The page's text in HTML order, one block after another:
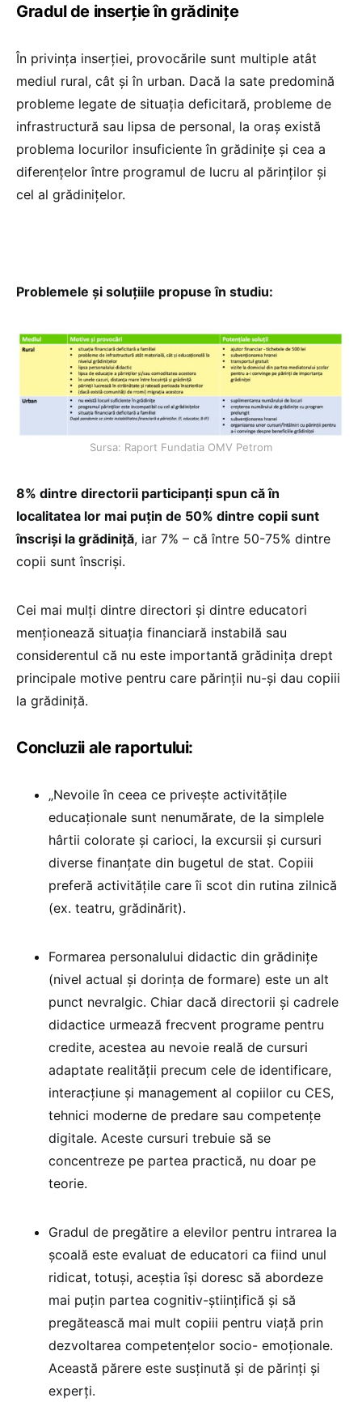
Gradul de inserție în grădinițe
În privința inserției, provocările sunt multiple atât
mediul rural, cât și în urban. Dacă la sate predomină
probleme legate de situația deficitară, probleme de
infrastructură sau lipsa de personal, la oraș există
problema locurilor insuficiente în grădinițe și cea a
diferențelor între programul de lucru al părinților și
cel al grădinițelor.
Problemele și soluțiile propuse în studiu:
Sursa: Raport Fundatia OMV Petrom
8% dintre directorii participanți spun că în
localitatea lor mai puțin de 50% dintre copii sunt
înscriși la grădiniță, iar 7% – că între 50-75% dintre
copii sunt înscriși.
Cei mai mulți dintre directori și dintre educatori
menționează situația financiară instabilă sau
considerentul că nu este importantă grădinița drept
principale motive pentru care părinții nu-și dau copiii
la grădiniță.
Concluzii ale raportului:
„Nevoile în ceea ce privește activitățile
educaționale sunt nenumărate, de la simplele
hârtii colorate și carioci, la excursii și cursuri
diverse finanțate din bugetul de stat. Copiii
preferă activitățile care îi scot din rutina zilnică
(ex. teatru, grădinărit).
Formarea personalului didactic din grădinițe
(nivel actual și dorința de formare) este un alt
punct nevralgic. Chiar dacă directorii și cadrele
didactice urmează frecvent programe pentru
credite, acestea au nevoie reală de cursuri
adaptate realității precum cele de identificare,
interacțiune și management al copiilor cu CES,
tehnici moderne de predare sau competențe
digitale. Aceste cursuri trebuie să se
concentreze pe partea practică, nu doar pe
teorie.
Gradul de pregătire a elevilor pentru intrarea la
școală este evaluat de educatori ca fiind unul
ridicat, totuși, aceștia își doresc să abordeze
mai puțin partea cognitiv-științifică și să
pregătească mai mult copiii pentru viață prin
dezvoltarea competențelor socio- emoționale.
Această părere este susținută și de părinți și
experți.